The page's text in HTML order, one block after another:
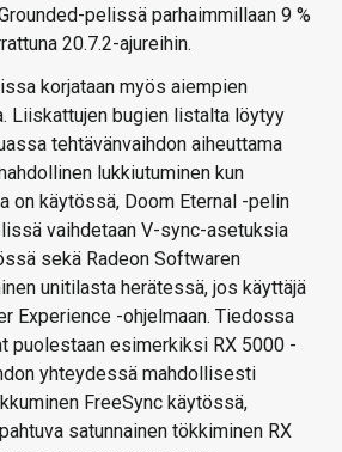
pelissä parhaimmillaan 9 %
20.7.2-ajureihin.
korjataan myös aiempien
Liiskattujen bugien listalta löytyy
tehtävänvaihdon aiheuttama
lukkiutuminen kun
on käytössä, Doom Eternal -pelin
vaihdetaan V-sync-asetuksia
sekä Radeon Softwaren
unitilasta herätessä, jos käyttäjä
Experience -ohjelmaan. Tiedossa
puolestaan esimerkiksi RX 5000 -
yhteydessä mahdollisesti
FreeSync käytössä,
satunnainen tökkiminen RX